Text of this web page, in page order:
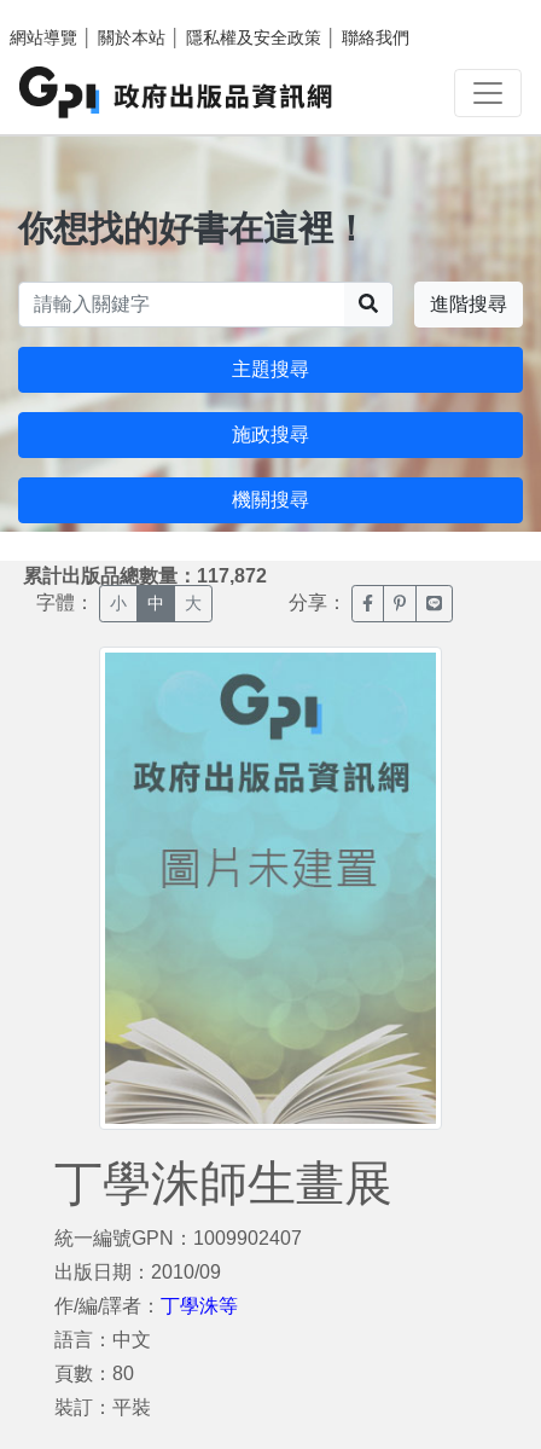
網站導覽
關於本站 隱私權及安全政策 聯絡我們
你想找的好書在這裡！
進階搜尋
主題搜尋
施政搜尋
機關搜尋
累計出版品總數量：117,872
字體： 小 中 大 分享： 臉書分享(另開新視窗)
噗浪分享(另開新
Line分享(另
丁學洙師生畫展
統一編號GPN：1009902407
出版日期：2010/09
作/編/譯者： 丁學洙等
語言：中文
頁數：80
裝訂：平裝